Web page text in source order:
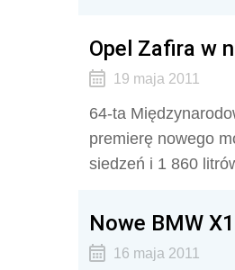
Opel Zafira w
19 maja 2011
64-ta
premierę nowego
siedzeń i 1 860
Nowe BMW
16 maja 2011